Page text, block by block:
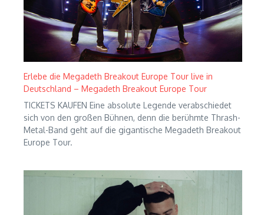
Erlebe die Megadeth Breakout Europe Tour live in
Deutschland – Megadeth Breakout Europe Tour
TICKETS KAUFEN Eine absolute Legende verabschiedet
sich von den großen Bühnen, denn die berühmte Thrash-
Metal-Band geht auf die gigantische Megadeth Breakout
Europe Tour.